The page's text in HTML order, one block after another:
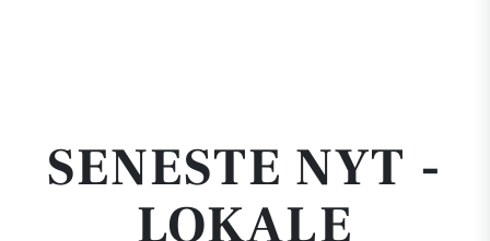
SENESTE NYT -
LOKALE